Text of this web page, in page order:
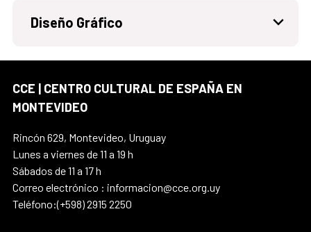
Diseño Gráfico
CCE | CENTRO CULTURAL DE ESPAÑA EN
MONTEVIDEO
Rincón 629, Montevideo, Uruguay
Lunes a viernes de 11 a 19 h
Sábados de 11 a 17 h
Correo electrónico : informacion@cce.org.uy
Teléfono:(+598) 2915 2250